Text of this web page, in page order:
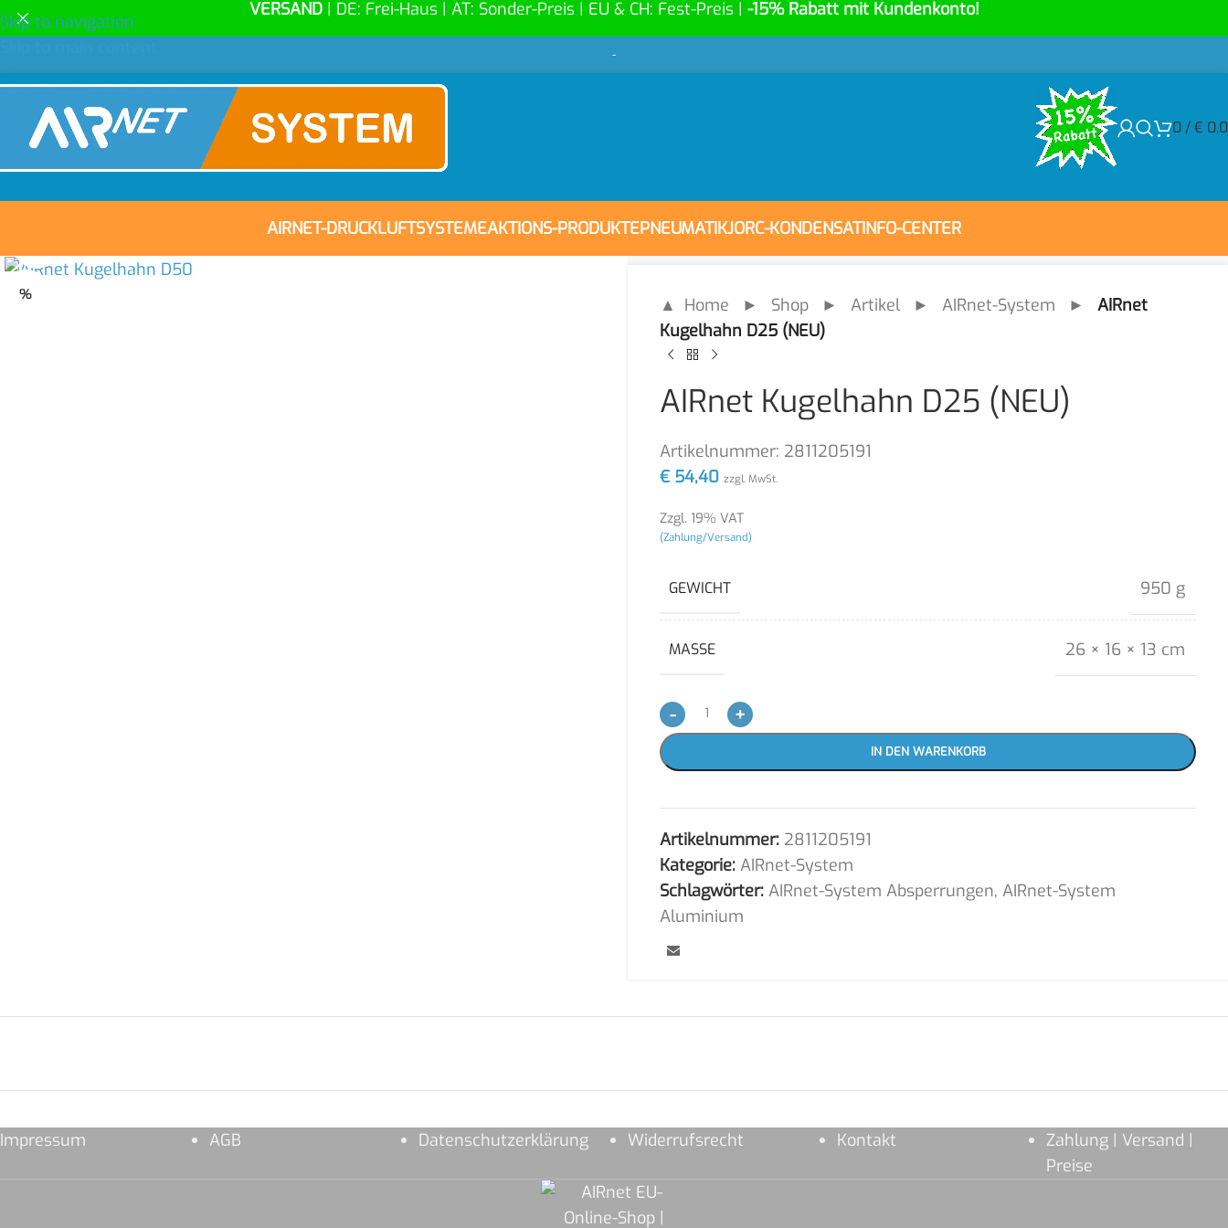
Skip to navigation
VERSAND | DE: Frei-Haus | AT: Sonder-Preis | EU & CH: Fest-Preis | -15% Rabatt mit Kundenkonto!
-
0 /€
AIRNET-DRUCKLUFTSYSTEMEAKTIONS-PRODUKTEPNEUMATIKJORC-KONDENSATINFO-CENTER
% ▲ Home ► Shop ► Artikel ► AIRnet-System ► AIRnet
Kugelhahn D25 (NEU)
AIRnet Kugelhahn D25 (NEU)
Artikelnummer: 2811205191
€ 54,40 zzgl. MwSt.
Zzgl. 19% VAT
(Zahlung/Versand)
GEWICHT 950 g
MASSE 26 × 16 × 13 cm
- +
IN DEN WARENKORB
Artikelnummer: 2811205191
Kategorie: AIRnet-System
Schlagwörter: AIRnet-System Absperrungen, AIRnet-System
Aluminium
Impressum AGB Datenschutzerklärung Widerrufsrecht Kontakt
Zahlung | Versand |
Preise